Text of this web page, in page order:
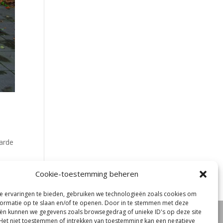
Cookie-toestemming beheren
ervaringen te bieden, gebruiken we technologieën zoals cookies om
op te slaan en/of te openen. Door in te stemmen met deze
kunnen we gegevens zoals browsegedrag of unieke ID's op deze site
niet toestemmen of intrekken van toestemming kan een negatieve